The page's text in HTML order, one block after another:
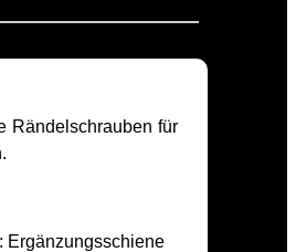
Rändelschrauben für
Ergänzungsschiene